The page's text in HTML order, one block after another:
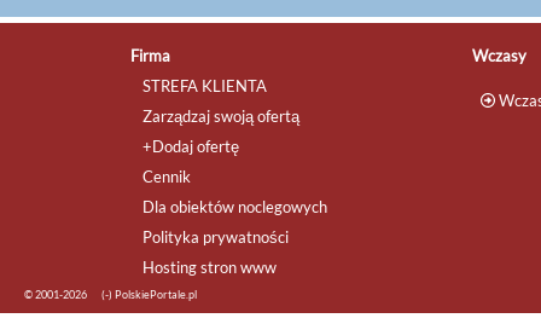
Firma
STREFA KLIENTA
Zarządzaj swoją ofertą
+Dodaj ofertę
Cennik
Dla obiektów noclegowych
Polityka prywatności
Hosting stron www
Wczasy
© 2001-2026 (-) PolskiePortale.pl